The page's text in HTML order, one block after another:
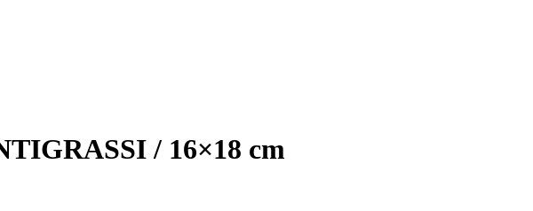
/ 16×18 cm